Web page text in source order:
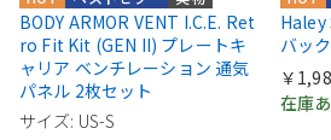
BODY ARMOR VENT I.C.E. Ret
ro Fit Kit (GEN II) プレートキ
ャリア ベンチレーション 通気
パネル 2枚セット
サイズ: US-S
バッ
￥
在庫